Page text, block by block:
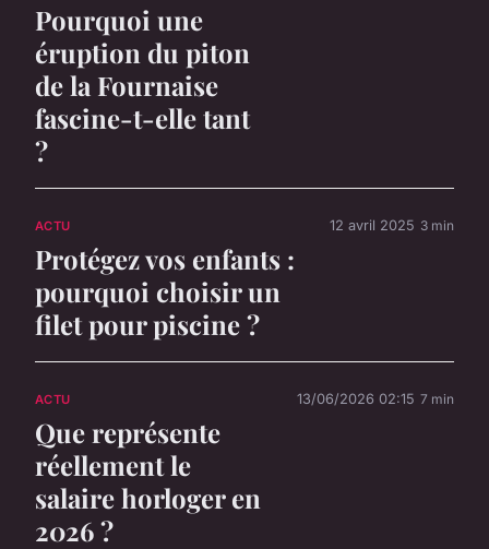
Pourquoi une
éruption du piton
de la Fournaise
fascine-t-elle tant
?
ACTU
Protégez vos enfants :
pourquoi choisir un
filet pour piscine ?
12 avril 2025 3 min
ACTU
Que représente
réellement le
salaire horloger en
2026 ?
13/06/2026 02:15 7 min